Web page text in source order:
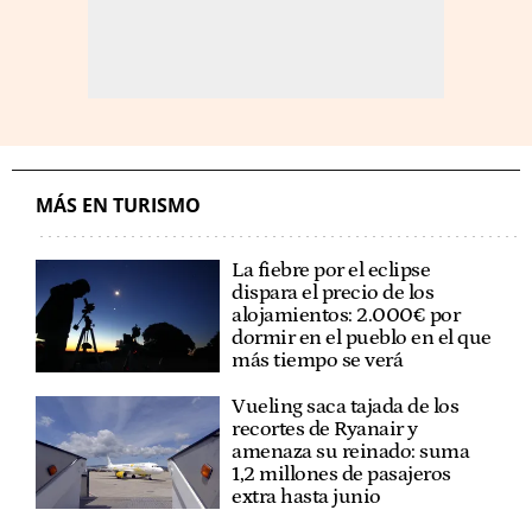
MÁS EN TURISMO
La fiebre por el eclipse
dispara el precio de los
alojamientos: 2.000€ por
dormir en el pueblo en el que
más tiempo se verá
Vueling saca tajada de los
recortes de Ryanair y
amenaza su reinado: suma
1,2 millones de pasajeros
extra hasta junio